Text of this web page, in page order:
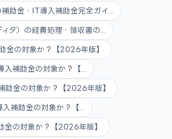
助金・IT導入補助金完全ガイ...
タ）の経費処理・領収書の...
金の対象か？【2026年版】
補助金の対象か？【...
助金の対象か？【2026年版】
補助金の対象か？【...
金の対象か？【2026年版】